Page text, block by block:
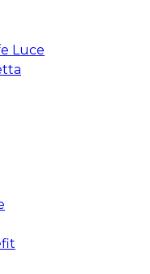
Luce